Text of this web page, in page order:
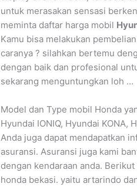
untuk merasakan sensasi
meminta daftar harga mobil
Kamu bisa melakukan
caranya ? silahkan bertemu
dengan baik dan profesional
sekarang menguntungkan loh …
Model dan Type mobil Honda
Hyundai IONIQ, Hyundai KONA,
Anda juga dapat mendapatkan
asuransi. Asuransi juga kami
dengan kendaraan anda.
honda bekasi. yaitu artarindo